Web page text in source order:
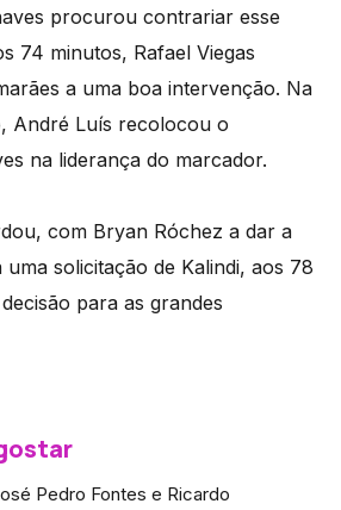
procurou contrariar esse
74 minutos, Rafael Viegas
a uma boa intervenção. Na
André Luís recolocou o
na liderança do marcador.
com Bryan Róchez a dar a
solicitação de Kalindi, aos 78
para as grandes
Pedro Fontes e Ricardo